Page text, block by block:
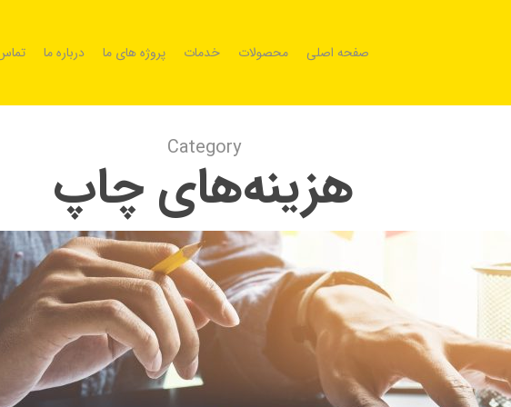
صفحه اصلی محصولات خدمات پروژه های ما درباره ما
Category
هزینه‌های چاپ